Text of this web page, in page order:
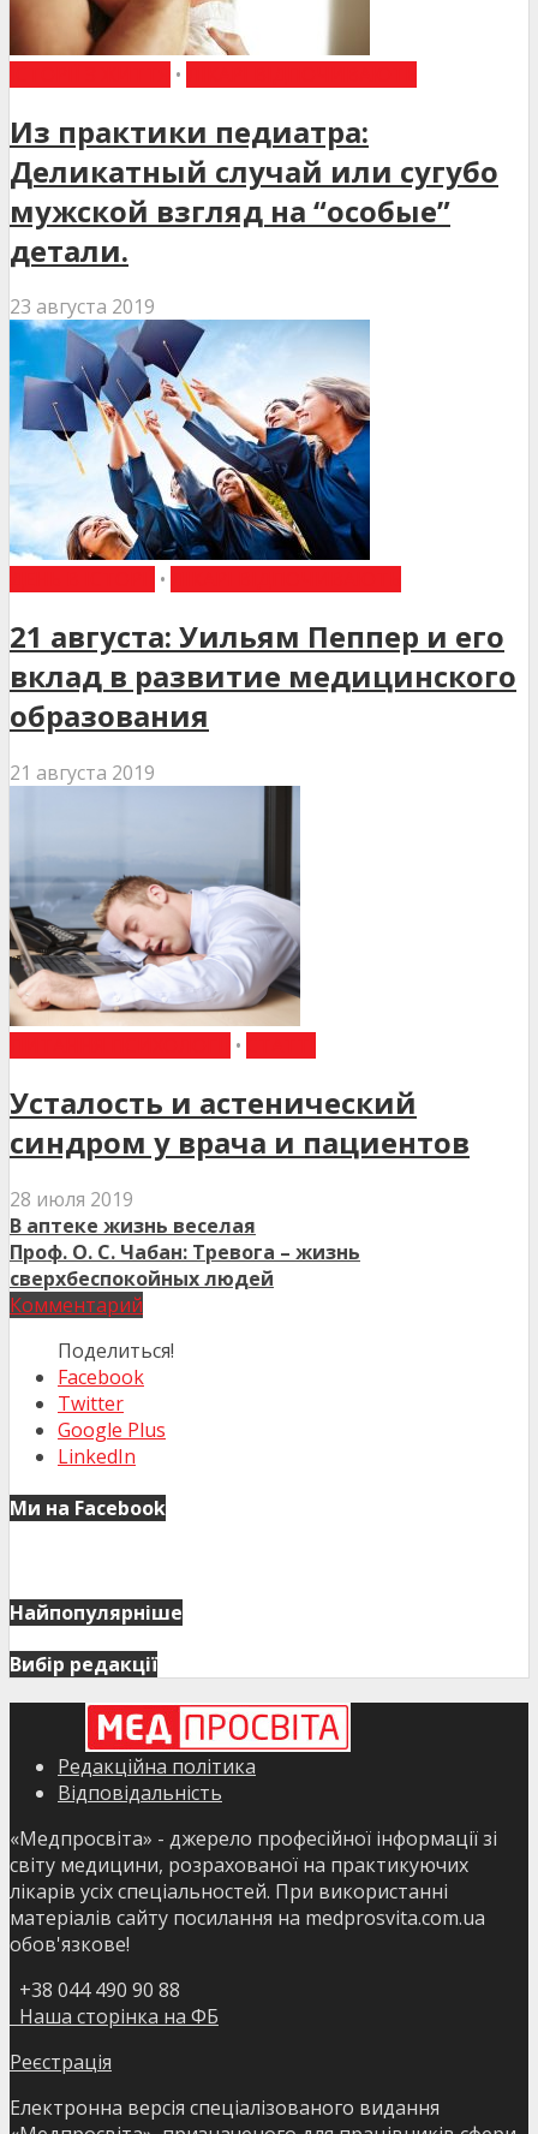
•
Из практики педиатра:
Деликатный случай или сугубо
мужской взгляд на “особые”
детали.
23 августа 2019
•
21 августа: Уильям Пеппер и его
вклад в развитие медицинского
образования
21 августа 2019
•
Усталость и астенический
синдром у врача и пациентов
28 июля 2019
В аптеке жизнь веселая
Проф. О. С. Чабан: Тревога – жизнь
сверхбеспокойных людей
Комментарий
Поделиться!
Facebook
Twitter
Google Plus
LinkedIn
Ми на Facebook
Найпопулярніше
Вибір редакції
Редакційна політика
Відповідальність
«Медпросвіта» - джерело професійної інформації зі
світу медицини, розрахованої на практикуючих
лікарів усіх спеціальностей. При використанні
матеріалів сайту посилання на medprosvita.com.ua
обов'язкове!
+38 044 490 90 88
Наша сторінка на ФБ
Реєстрація
Електронна версія спеціалізованого видання